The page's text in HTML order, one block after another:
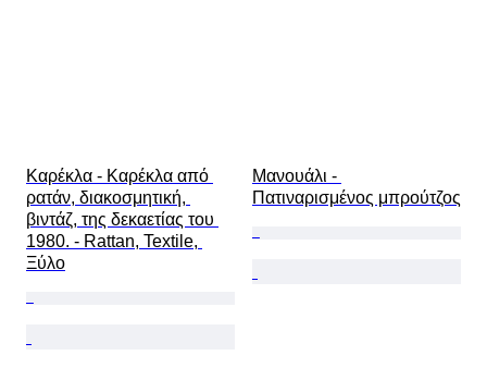
Καρέκλα - Καρέκλα από
ρατάν, διακοσμητική,
βιντάζ, της δεκαετίας του
1980. - Rattan, Textile,
Ξύλο
Μανουάλι -
Πατιναρισμένος μπρούτζος